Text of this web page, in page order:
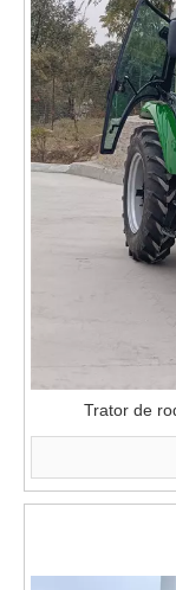
Trator de